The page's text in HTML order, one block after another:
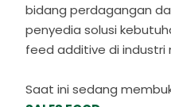
bidang perdagangan
penyedia solusi
feed additive di industri
Saat ini sedang